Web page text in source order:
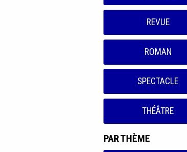
REVUE
ROMAN
SPECTACLE
THÉÂTRE
PAR THÈME